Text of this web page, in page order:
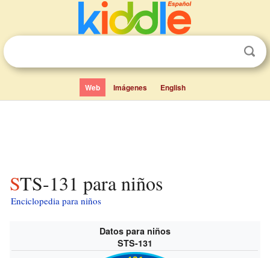
Web Imágenes English
STS-131 para niños
Enciclopedia para niños
Datos para niños
STS-131